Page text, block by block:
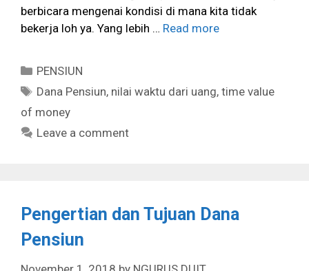
berbicara mengenai kondisi di mana kita tidak
bekerja loh ya. Yang lebih … Read more
Categories
PENSIUN
Tags
Dana Pensiun, nilai waktu dari uang,time value
of money
Leave a comment
Pengertian dan Tujuan Dana
Pensiun